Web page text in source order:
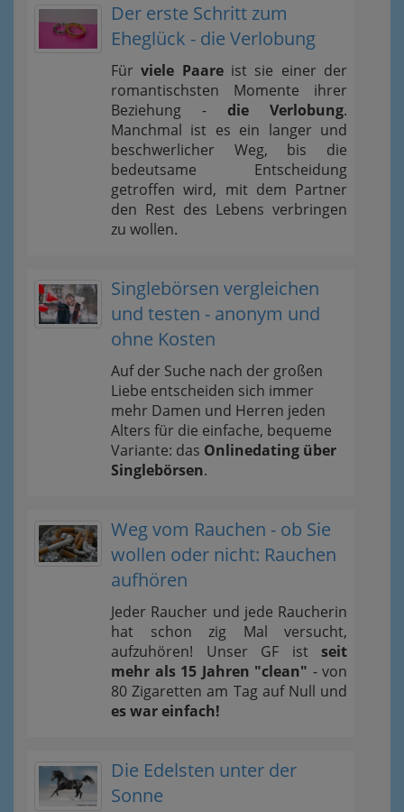
Der erste Schritt zum
Eheglück - die Verlobung
Fürviele Paareist sie einer der
romantischsten Momente ihrer
Beziehung - die Verlobung.
Manchmal ist es ein langer und
beschwerlicher Weg, bis die
bedeutsame Entscheidung
getroffen wird, mit dem Partner
den Rest des Lebens verbringen
zu wollen.
Singlebörsen vergleichen
und testen - anonym und
ohne Kosten
Auf der Suche nach der großen
Liebe entscheiden sich immer
mehr Damen und Herren jeden
Alters für die einfache, bequeme
Variante: das Onlinedating über
Singlebörsen.
Weg vom Rauchen - ob Sie
wollen oder nicht: Rauchen
aufhören
Jeder Raucher und jede Raucherin
hat schon zig Mal versucht,
aufzuhören! Unser GF ist seit
mehr als 15 Jahren "clean" - von
80 Zigaretten am Tag auf Null und
es war einfach!
Die Edelsten unter der
Sonne